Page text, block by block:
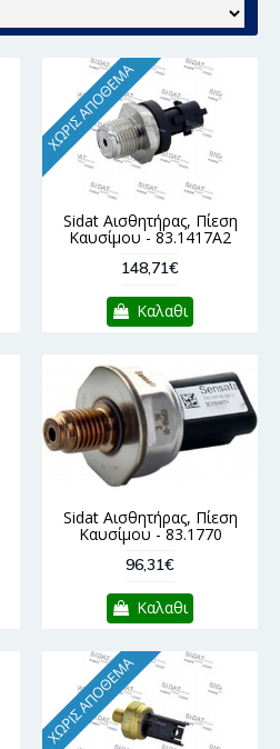
ΧΩΡΊΣ ΑΠΌΘΕΜΑ
Sidat Αισθητήρας, Πίεση
Καυσίμου - 83.1417A2
148,71€
Καλαθι
Sidat Αισθητήρας, Πίεση
Καυσίμου - 83.1770
96,31€
Καλαθι
ΧΩΡΊΣ ΑΠΌΘΕΜΑ